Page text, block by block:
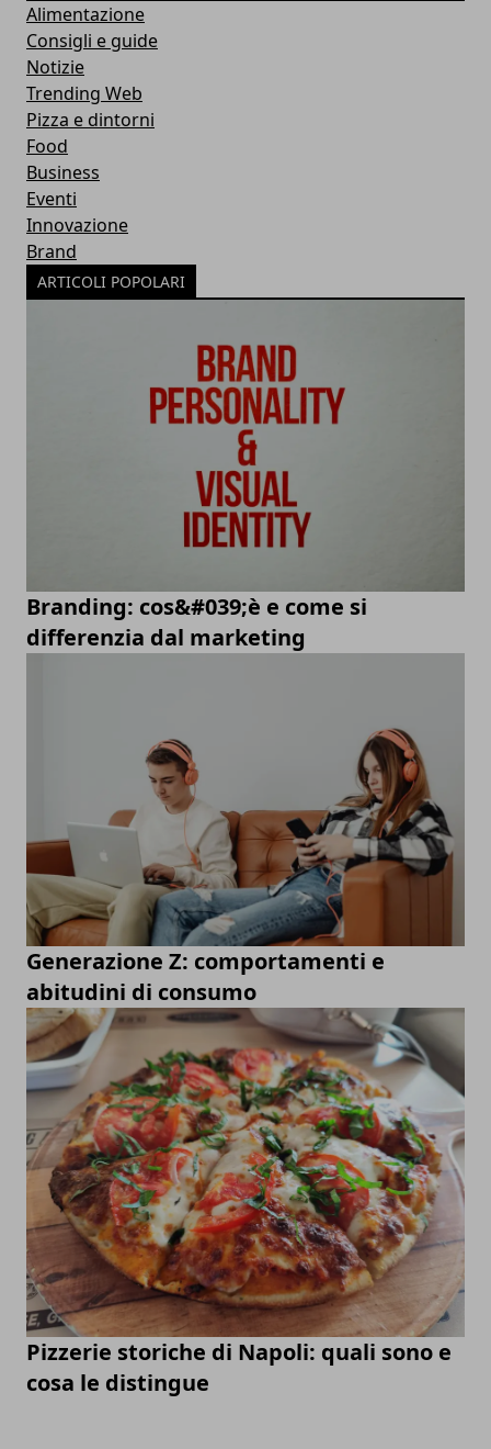
Alimentazione
Consigli e guide
Notizie
Trending Web
Pizza e dintorni
Food
Business
Eventi
Innovazione
Brand
ARTICOLI POPOLARI
Branding: cos&#039;è e come si
differenzia dal marketing
Generazione Z: comportamenti e
abitudini di consumo
Pizzerie storiche di Napoli: quali sono e
cosa le distingue